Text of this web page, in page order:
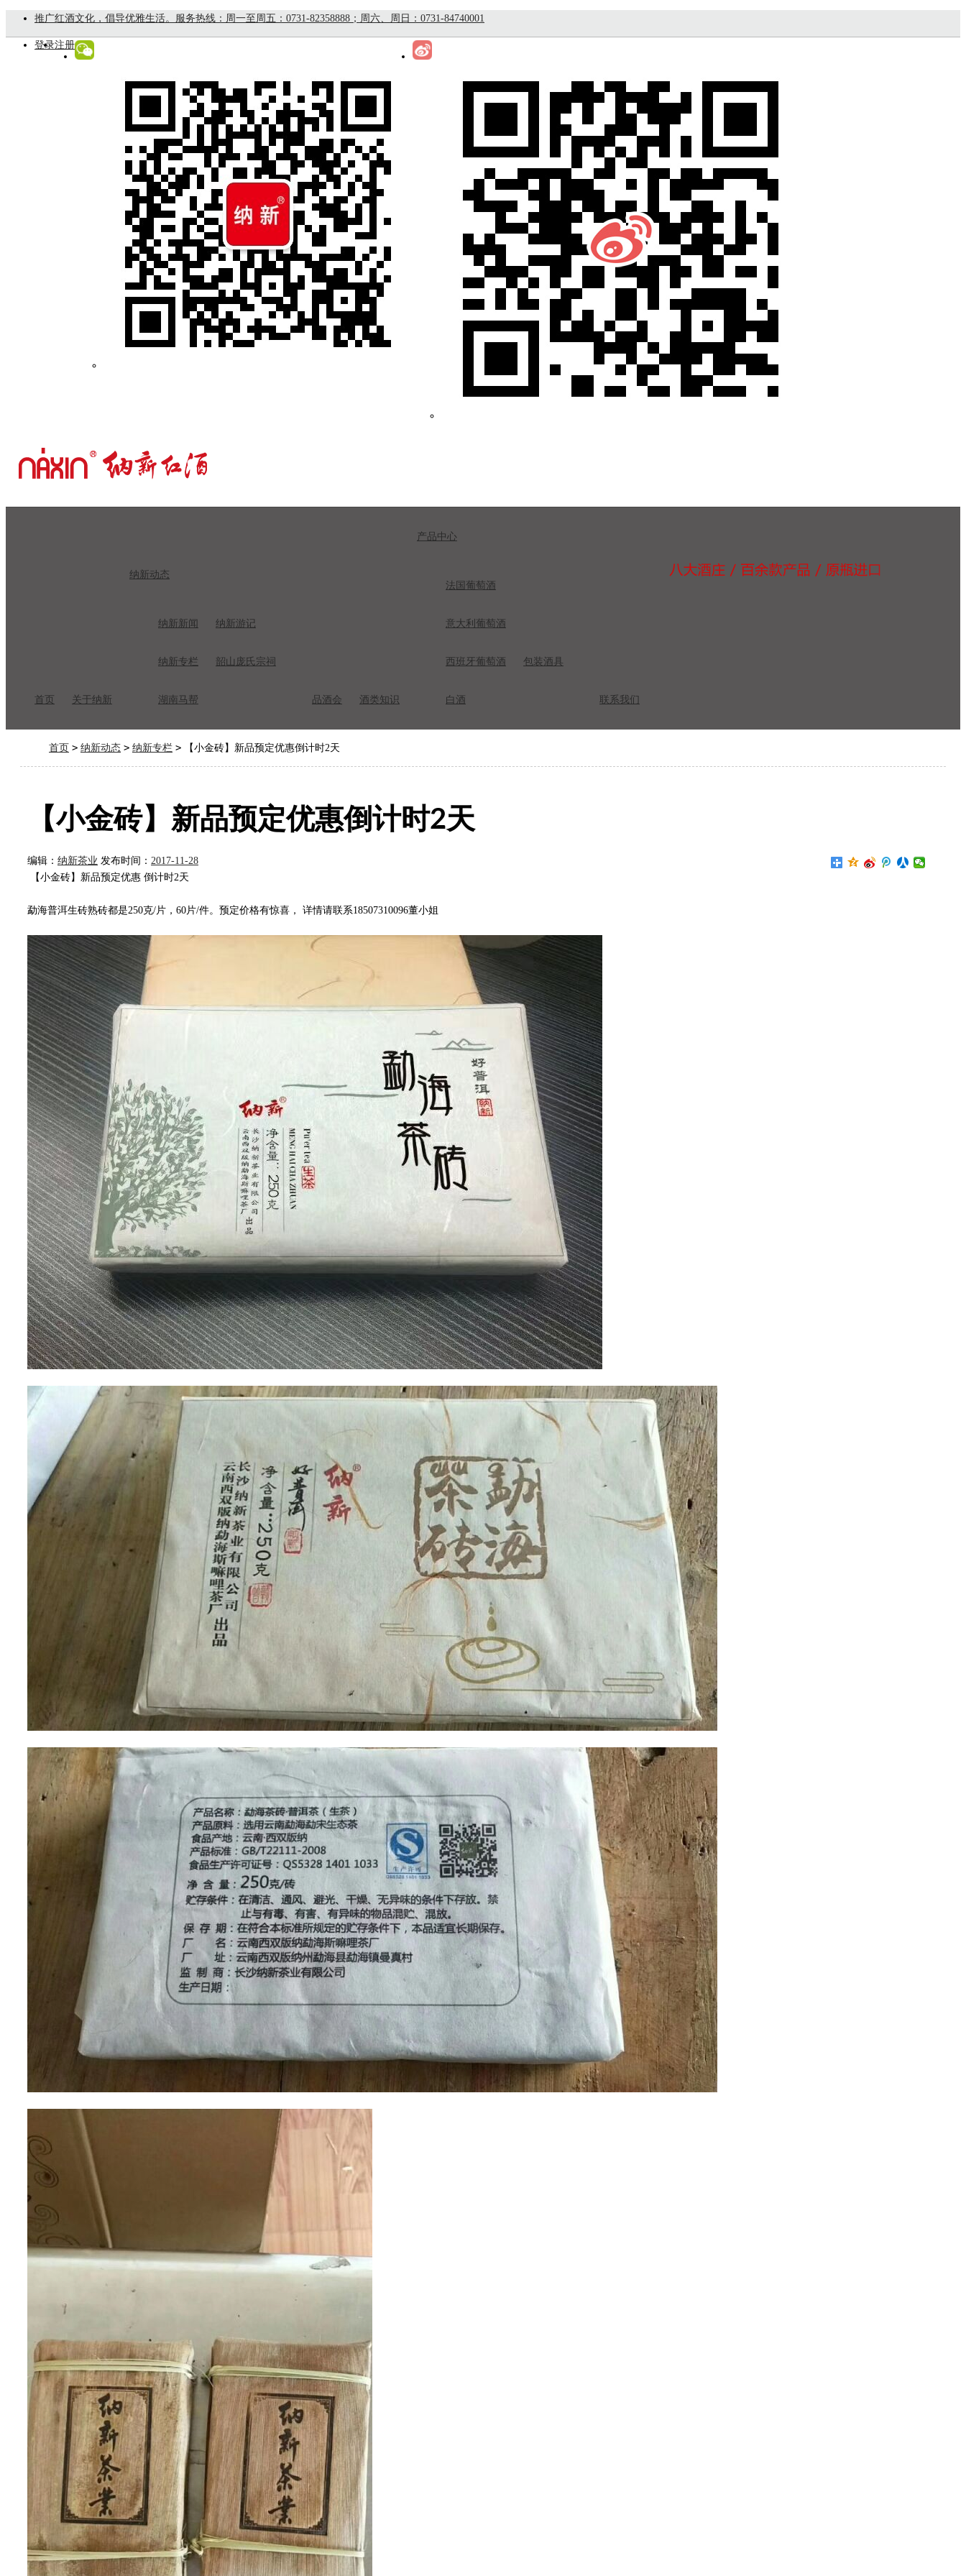
推广红酒文化，倡导优雅生活。服务热线：周一至周五：0731-82358888；周六、周日：0731-84740001
登录注册
首页 关于纳新
纳新动态
纳新新闻 纳新游记
纳新专栏 韶山庞氏宗祠
湖南马帮 品酒会 酒类知识
产品中心
法国葡萄酒
意大利葡萄酒
西班牙葡萄酒 包装酒具
白酒 联系我们
首页 > 纳新动态 > 纳新专栏 > 【小金砖】新品预定优惠倒计时2天
【小金砖】新品预定优惠倒计时2天
编辑： 纳新茶业 发布时间： 2017-11-28
【小金砖】新品预定优惠 倒计时2天
勐海普洱生砖熟砖都是250克/片，60片/件。预定价格有惊喜， 详情请联系18507310096董小姐